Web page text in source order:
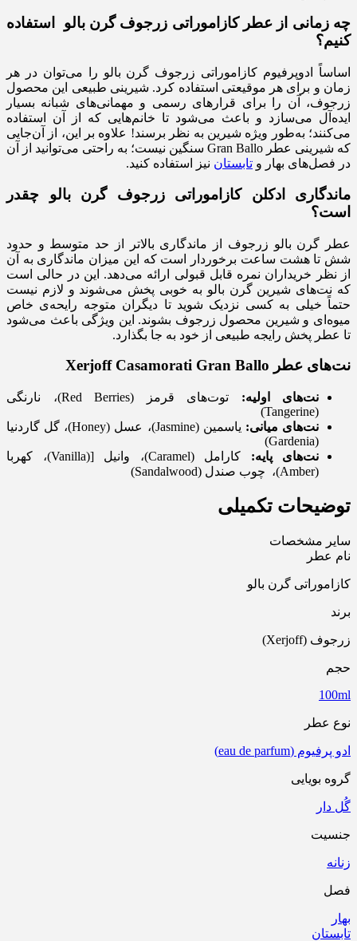
چه زمانی از عطرکازاموراتی زرجوف گرن بالو
استفاده
کنیم؟
اساساً ادوپرفیوم کازاموراتی زرجوف گرن بالو را می‌توان در هر
زمان و برای هر موقیعتی استفاده کرد. شیرینی طبیعی این محصول
زرجوف، آن را برای قرارهای رسمی و مهمانی‌های شبانه بسیار
ایده‌آل می‌سازد و باعث می‌شود تا خانم‌هایی که از آن استفاده
می‌کنند؛ به‌طور ویژه شیرین به نظر برسند! علاوه بر این، از آن‌جایی
که شیرینی عطر Gran Ballo سنگین نیست؛ به راحتی می‌توانید از آن
در فصل‌های بهار و تابستان نیز استفاده کنید.
ماندگاری ادکلن کازاموراتی زرجوف گرن بالو
چقدر
است؟
عطر گرن بالو زرجوف از ماندگاری بالاتر از حد متوسط و حدود
شش تا هشت ساعت برخوردار است که این میزان ماندگاری به آن
از نظر خریداران نمره قابل قبولی ارائه می‌دهد. این در حالی است
که نت‌های شیرین گرن بالو به خوبی پخش می‌شوند و لازم نیست
حتماً خیلی به کسی نزدیک شوید تا دیگران متوجه رایحه‌ی خاص
میوه‌ای و شیرین محصول زرجوف بشوند. این ویژگی باعث می‌شود
تا عطر پخش رایجه طبیعی از خود به جا بگذارد.
نت‌های عطر Xerjoff Casamorati Gran Ballo
نت‌های اولیه:
توت‌های قرمز (Red Berries)، نارنگی
(Tangerine)
نت‌های میانی:
یاسمین (Jasmine)، عسل (Honey)، گل گاردنیا
(Gardenia)
نت‌های پایه:
کارامل (Caramel)، وانیل [(Vanilla)، کهربا
(Amber)، چوب صندل (Sandalwood)
توضیحات تکمیلی
سایر مشخصات
نام عطر
کازاموراتی گرن بالو
برند
زرجوف (Xerjoff)
حجم
100ml
نوع عطر
ادو پرفیوم (eau de parfum)
گروه بویایی
گُل دار
جنسیت
زنانه
فصل
بهار
تابستان